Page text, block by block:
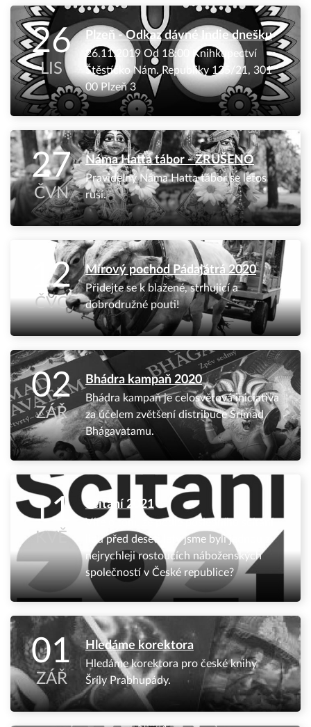
26
LIS
Plzeň - Odkaz dávné Indie dnešku
26.11.2019 Od 18:00 Knihkupectví
Štěstíčko Nám. Republiky 135/21, 301
00 Plzeň 3
27
ČVN
Náma Hatta tábor - ZRUŠENO
Pravidelný Náma Hatta tábor se letos
ruší.
12
ČVC
Mírový pochod Pádajátrá 2020
Přidejte se k blažené, strhující a
dobrodružné pouti!
02
ZÁŘ
Bhádra kampaň 2020
Bhádra kampaň je celosvětová iniciativa
za účelem zvětšení distribuce Šrímad
Bhágavatamu.
11
KVĚ
Sčítání 2021
Víte o tom, že podle posledního sčítání
lidu před deseti lety jsme byli jednou z
nejrychleji rostoucích náboženských
společností v České republice?
01
ZÁŘ
Hledáme korektora
Hledáme korektora pro české knihy
Šríly Prabhupády.